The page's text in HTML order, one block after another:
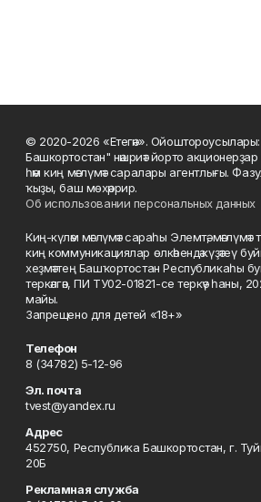
© 2020-2026 «Етегән».
Башкортостан" нәшриәт йорто акционерҙар
һәм киң мәғлүмәт саралары агентлығы.
ҡыҙы, баш мөхәррир.
Об использовании персональных данных
Киң-күләм мәғлүмәт сараһы Элемтә,
киң коммуникациялар өлкәһендә күҙәтеү
хеҙмәттең Башҡортостан Республикаһы
теркәлгән, ПИ ТУ02-01821-се теркәү һаны,
майы.
Запрещено для детей «18+»
Телефон
8 (34782) 5-12-96
Эл. почта
tvest@yandex.ru
Адрес
452750, Республика Башкортостан, г.
20Б
Рекламная служба